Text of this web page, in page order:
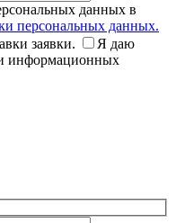
данных в
персональных данных.
заявки.
Я даю
информационных